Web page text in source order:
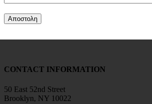
CONTACT INFORMATION
50 East 52nd Street
Brooklyn, NY 10022